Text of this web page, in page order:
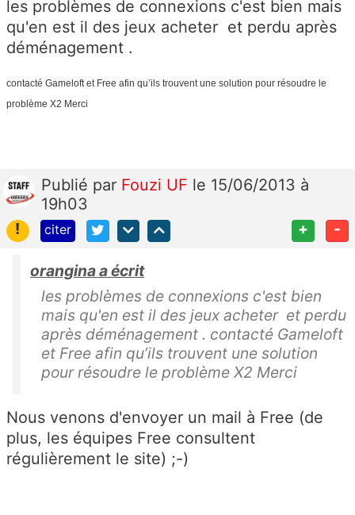
les problèmes de connexions c'est bien mais
qu'en est il des jeux acheter et perdu après
déménagement .
contacté Gameloft et Free afin qu’ils trouvent une solution pour résoudre le
problème X2 Merci
Publié par Fouzi UF le 15/06/2013 à
19h03
!
citer + -
orangina a écrit
les problèmes de connexions c'est bien
mais qu'en est il des jeux acheter et perdu
après déménagement . contacté Gameloft
et Free afin qu’ils trouvent une solution
pour résoudre le problème X2 Merci
Nous venons d'envoyer un mail à Free (de
plus, les équipes Free consultent
régulièrement le site) ;-)